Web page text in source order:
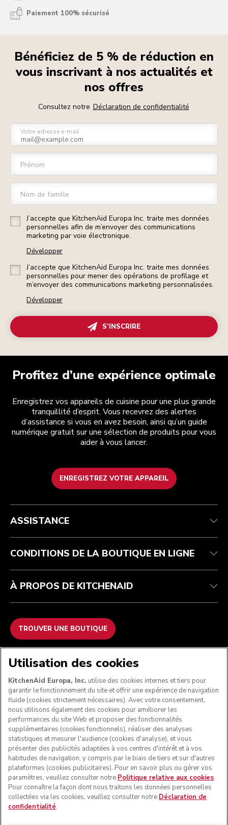
Paiement 100% sécurisé
Bénéficiez de 5 % de réduction en
vous inscrivant à nos actualités et
nos offres
Consultez notre Déclaration de confidentialité
Votre adresse e-mail
Prénom
Nom de famille
J’accepte que KitchenAid Europa Inc. traite mes données
personnelles afin de m’envoyer des communications
marketing par voie électronique.
Développer
J’accepte que KitchenAid Europa Inc. traite mes données
personnelles pour mener des opérations de profilage et
m’envoyer des communications marketing personnalisées.
Développer
S’INSCRIRE
Profitez d’une expérience optimale
Enregistrez vos appareils de cuisine pour une plus grande
tranquillité d’esprit. Vous recevrez des alertes
d’assistance si vous en avez besoin, ainsi qu’un guide
numérique gratuit sur une sélection de produits pour vous
aider à vous lancer.
ENREGISTREZ VOTRE APPAREIL
Service après-vente
Garantie et documents
Contactez-nous
Conditions générales de vente
Retours et remboursements
Imprint
ODR
La marque
Trouver une boutique
ASSISTANCE
CONDITIONS DE LA BOUTIQUE EN LIGNE
À PROPOS DE KITCHENAID
TROUVER UNE BOUTIQUE
NOUS ACCEPTONS
SUIVEZ-NOUS
Utilisation des cookies
KitchenAid Europa, Inc. utilise des cookies internes et tiers pour
garantir le fonctionnement du site et offrir une expérience de navigation
fluide (cookies strictement nécessaires). Avec votre consentement,
nous utilisons également des cookies pour améliorer les
performances du site Web et proposer des fonctionnalités
supplémentaires (cookies fonctionnels), réaliser des analyses
statistiques et mesurer l'audience (cookies d'analyse), et vous
présenter des publicités adaptées à vos centres d'intérêt et à vos
habitudes de navigation, y compris par le biais de tiers et sur d'autres
plateformes (cookies publicitaires). Pour en savoir plus ou gérer vos
paramètres, veuillez consulter notre Politique relative aux cookies.
Pour connaître la façon dont nous traitons les données personnelles
collectées via les cookies, veuillez consulter notre Déclaration de
confidentialité.